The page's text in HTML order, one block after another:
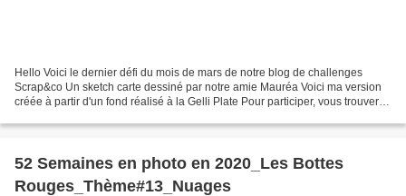
Hello Voici le dernier défi du mois de mars de notre blog de challenges
Scrap&co Un sketch carte dessiné par notre amie Mauréa Voici ma version
créée à partir d'un fond réalisé à la Gelli Plate Pour participer, vous trouverez
52 Semaines en photo en 2020_Les Bottes
Rouges_Thème#13_Nuages